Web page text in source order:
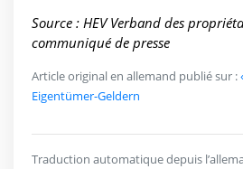
Source : HEV Verband des
communiqué de presse
Article original en allemand publié sur :
Eigentümer-Geldern
Traduction automatique depuis